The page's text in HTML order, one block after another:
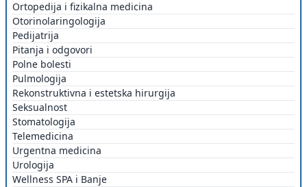
Ortopedija i fizikalna medicina
Otorinolaringologija
Pedijatrija
Pitanja i odgovori
Polne bolesti
Pulmologija
Rekonstruktivna i estetska hirurgija
Seksualnost
Stomatologija
Telemedicina
Urgentna medicina
Urologija
Wellness SPA i Banje